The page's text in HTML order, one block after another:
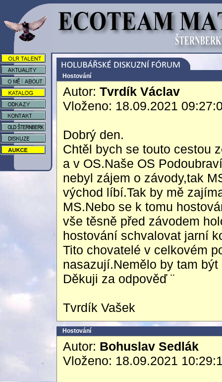
Hostování
Autor: Tvrdík Václav
Vloženo: 18.09.2021
Dobrý den.
Chtěl bych se touto cestou
a v OS.Naše OS
nebyl zájem o závody,tak
východ líbí.Tak by mě
MS.Nebo se k tomu
vše těsně před závodem
hostování schvalovat jarní
Tito chovatelé v celkovém
nasazují.Nemělo by tam být
Děkuji za odpověď ¨
Tvrdík Vašek
Hostování
Autor: Bohuslav Sedlák
Vloženo: 18.09.2021